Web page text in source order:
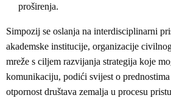
proširenja.
Simpozij se oslanja na interdisciplinarni
akademske institucije, organizacije
mreže s ciljem razvijanja strategija koje
komunikaciju, podići svijest o
otpornost društava zemalja u procesu